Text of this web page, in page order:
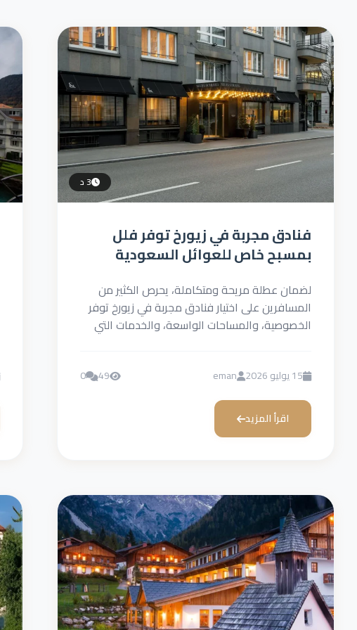
3 د
فنادق مجربة في زيورخ توفر فلل
بمسبح خاص للعوائل السعودية
لضمان عطلة مريحة ومتكاملة، يحرص الكثير من
المسافرين على اختيار فنادق مجربة في زيورخ توفر
الخصوصية، والمساحات الواسعة، والخدمات التي
15 يوليو 2026 eman
49
0
اقرأ المزيد